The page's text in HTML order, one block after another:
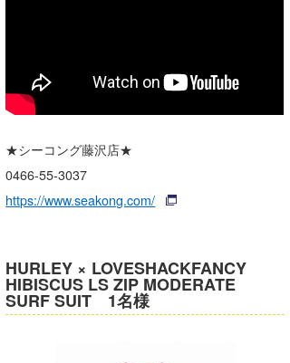
★シーコング藤沢店★
0466-55-3037
https://www.seakong.com/
HURLEY × LOVESHACKFANCY
HIBISCUS LS ZIP MODERATE
SURF SUIT 1名様